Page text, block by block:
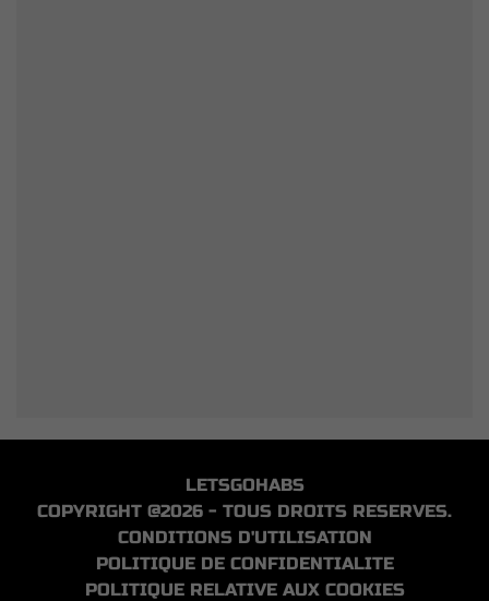
LETSGOHABS
COPYRIGHT @2026 - TOUS DROITS RESERVES.
CONDITIONS D'UTILISATION
POLITIQUE DE CONFIDENTIALITE
POLITIQUE RELATIVE AUX COOKIES